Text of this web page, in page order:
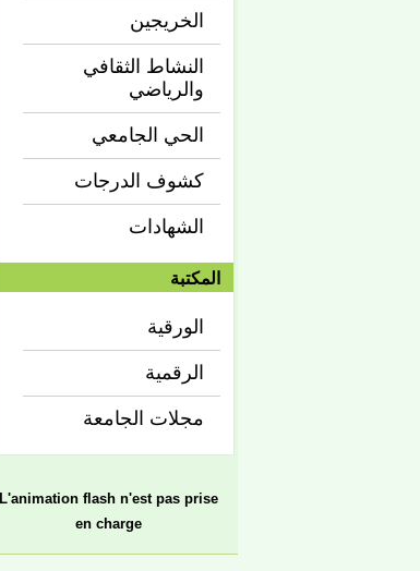
الخريجين
النشاط الثقافي
والرياضي
الحي الجامعي
كشوف الدرجات
الشهادات
المكتبة
الورقية
الرقمية
مجلات الجامعة
L'animation flash n'est pas prise
en charge